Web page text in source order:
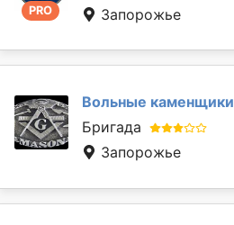
PRO
Запорожье
Вольные каменщики
Бригада
Запорожье